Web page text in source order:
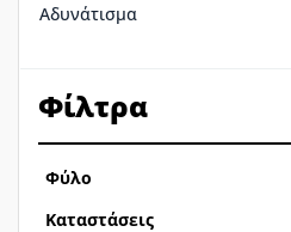
Αδυνάτισμα
Φίλτρα
Φύλο
Καταστάσεις